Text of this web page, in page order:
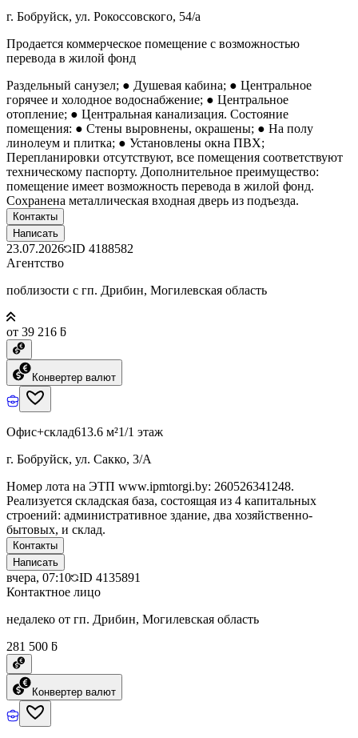
г. Бобруйск, ул. Рокоссовского, 54/а
Продается коммерческое помещение с возможностью
перевода в жилой фонд
Раздельный санузел; ● Душевая кабина; ● Центральное
горячее и холодное водоснабжение; ● Центральное
отопление; ● Центральная канализация. Состояние
помещения: ● Стены выровнены, окрашены; ● На полу
линолеум и плитка; ● Установлены окна ПВХ;
Перепланировки отсутствуют, все помещения соответствуют
техническому паспорту. Дополнительное преимущество:
помещение имеет возможность перевода в жилой фонд.
Сохранена металлическая входная дверь из подъезда.
Контакты
Написать
23.07.2026 ID 4188582
Агентство
поблизости с гп. Дрибин, Могилевская область
от 39 216 ƃ
Конвертер валют
Офис+склад613.6 м²1/1 этаж
г. Бобруйск, ул. Сакко, 3/А
Номер лота на ЭТП www.ipmtorgi.by: 260526341248.
Реализуется складская база, состоящая из 4 капитальных
строений: административное здание, два хозяйственно-
бытовых, и склад.
Контакты
Написать
вчера, 07:10 ID 4135891
Контактное лицо
недалеко от гп. Дрибин, Могилевская область
281 500 ƃ
Конвертер валют